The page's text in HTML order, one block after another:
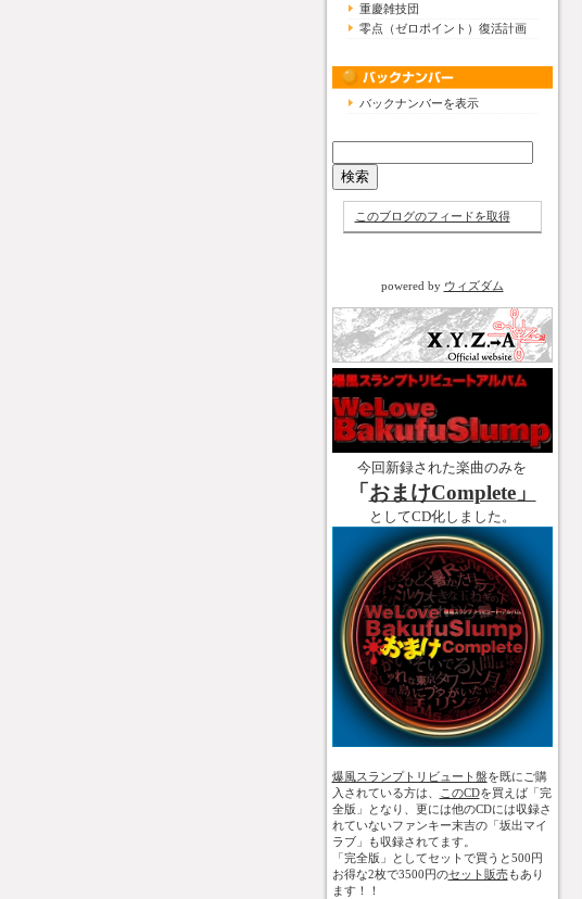
重慶雑技団
零点（ゼロポイント）復活計画
バックナンバーを表示
このブログのフィードを取得
powered by ウィズダム
今回新録された楽曲のみを
「おまけComplete」
としてCD化しました。
爆風スランプトリビュート盤を既にご購
入されている方は、
このCDを買えば「完
全版」となり、更には他のCDには収録さ
れていないファンキー末吉の「坂出マイ
ラブ」も収録されてます。
「完全版」としてセットで買うと500円
お得な2枚で3500円のセット販売もあり
ます！！